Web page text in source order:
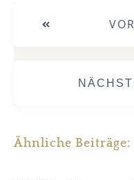
Ähnliche Beiträge: